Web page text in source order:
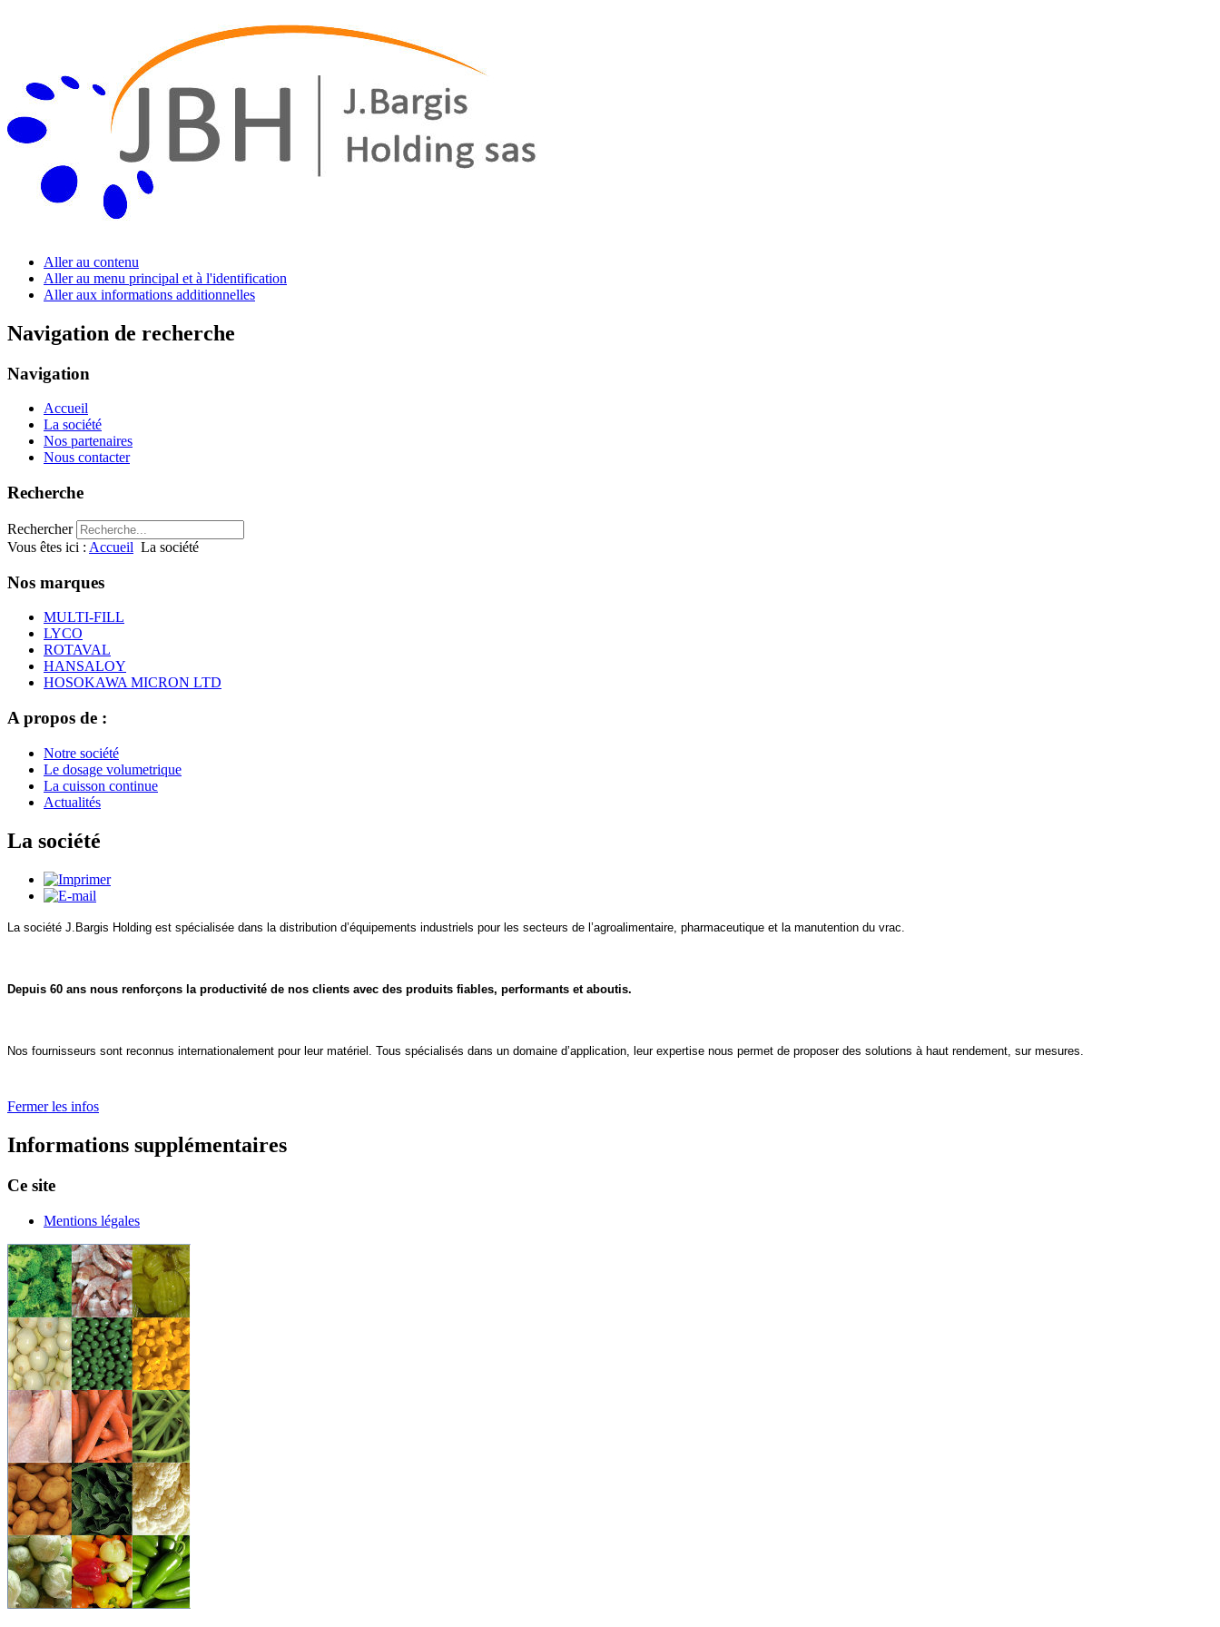
Aller au contenu
Aller au menu principal et à l'identification
Aller aux informations additionnelles
Navigation de recherche
Navigation
Accueil
La société
Nos partenaires
Nous contacter
Recherche
Rechercher
Vous êtes ici : Accueil La société
Nos marques
MULTI-FILL
LYCO
ROTAVAL
HANSALOY
HOSOKAWA MICRON LTD
A propos de :
Notre société
Le dosage volumetrique
La cuisson continue
Actualités
La société
La société J.Bargis Holding est spécialisée dans la distribution d’équipements industriels pour les secteurs de l’agroalimentaire, pharmaceutique et la manutention du vrac.
Depuis 60 ans nous renforçons la productivité de nos clients avec des produits fiables, performants et aboutis.
Nos fournisseurs sont reconnus internationalement pour leur matériel. Tous spécialisés dans un domaine d’application, leur expertise nous permet de proposer des solutions à haut rendement, sur mesures.
Fermer les infos
Informations supplémentaires
Ce site
Mentions légales